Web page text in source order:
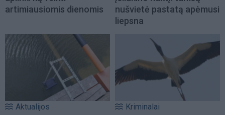
artimiausiomis dienomis
nušvietė pastatą apėmusi
liepsna
Aktualijos Kriminalai